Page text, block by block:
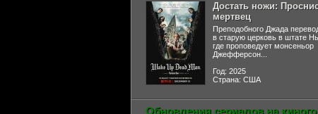
Достать ножи:
мертвец
Преподобного Джада
в старую церковь в штате
где проповедует монсеньор
Джефферсон...
Год: 2025
Страна: США
Обновления сериалов на киного